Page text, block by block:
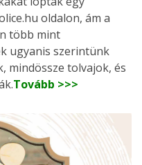
oldalon, ám a
több mint
ugyanis szerintünk
mindössze tolvajok, és
Tovább >>>